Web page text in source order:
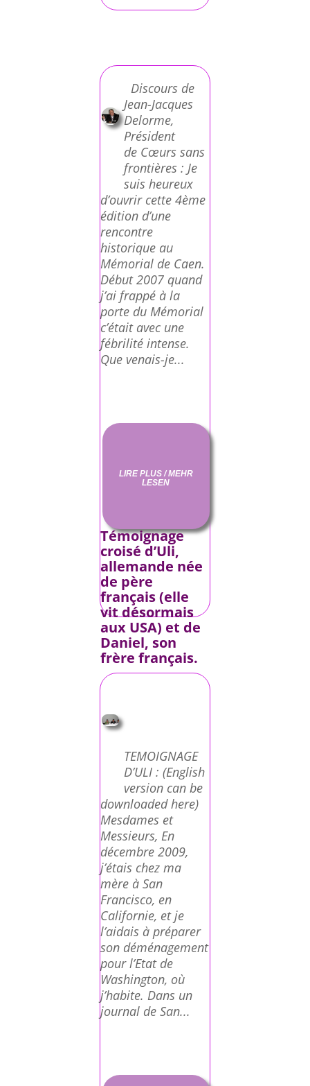
Discours de
Jean-Jacques
Delorme,
Président
de Cœurs sans
frontières : Je
suis heureux
d’ouvrir cette 4ème
édition d’une
rencontre
historique au
Mémorial de Caen.
Début 2007 quand
j’ai frappé à la
porte du Mémorial
c’était avec une
fébrilité intense.
Que venais-je...
LIRE PLUS / MEHR
LESEN
Témoignage
croisé d’Uli,
allemande née
de père
français (elle
vit désormais
aux USA) et de
Daniel, son
frère français.
TEMOIGNAGE
D’ULI : (English
version can be
downloaded here)
Mesdames et
Messieurs, En
décembre 2009,
j’étais chez ma
mère à San
Francisco, en
Californie, et je
l’aidais à préparer
son déménagement
pour l’Etat de
Washington, où
j’habite. Dans un
journal de San...